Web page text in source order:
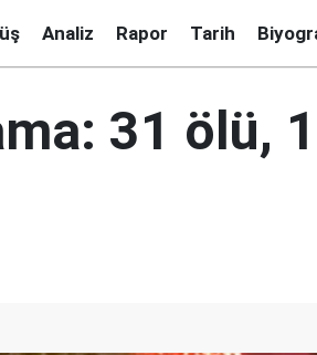
Analiz Rapor Tarih
31 ölü,